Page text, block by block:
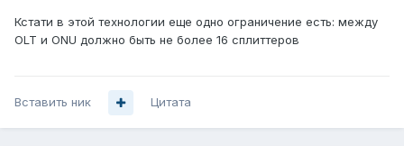
Кстати в этой технологии еще одно ограничение есть: между
OLT и ONU должно быть не более 16 сплиттеров
Вставить ник Цитата